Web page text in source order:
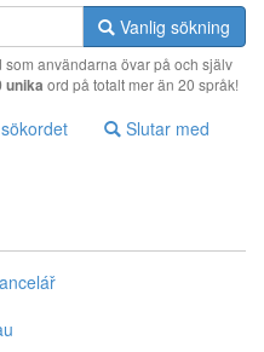
Vanlig sökning
användarna övar på och själv
unika ord på totalt mer än 20 språk!
Slutar med